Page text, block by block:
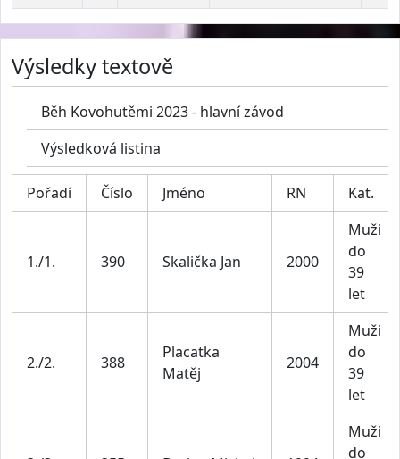
Výsledky textově
Běh Kovohutěmi 2023 - hlavní závod
Výsledková listina
Pořadí Číslo Jméno RN Kat.
1./1. 390 Skalička Jan 2000
Muži
do
39
let
2./2. 388
Placatka
Matěj
2004
Muži
do
39
let
Muži
do